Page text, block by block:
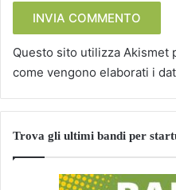
Questo sito utilizza Akismet
come vengono elaborati i
Trova gli ultimi bandi per